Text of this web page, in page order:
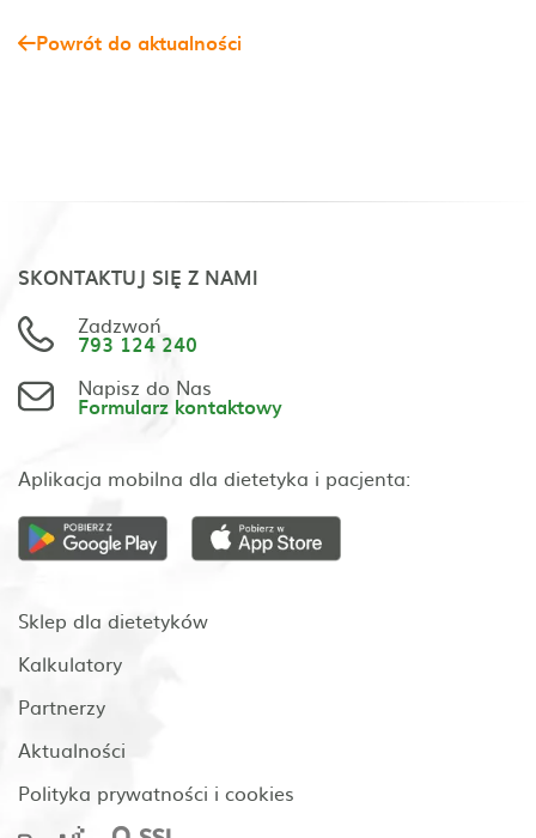
Powrót do aktualności
SKONTAKTUJ SIĘ Z NAMI
Zadzwoń
793 124 240
Napisz do Nas
Formularz kontaktowy
Aplikacja mobilna dla dietetyka i pacjenta:
Sklep dla dietetyków
Kalkulatory
Partnerzy
Aktualności
Polityka prywatności i cookies